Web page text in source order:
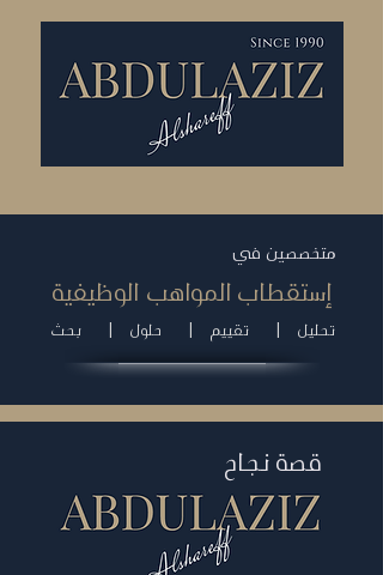
متخصصين في
إستقطاب المواهب الوظيفية
تحليل | تقييم | حلول |بحث
قصة نجاح